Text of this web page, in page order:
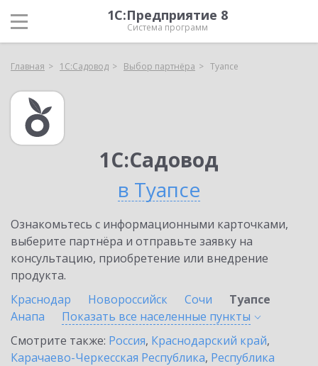
1С:Предприятие 8
Система программ
Главная 1С:Садовод Выбор партнёра Туапсе
1С:Садовод
в Туапсе
Ознакомьтесь с информационными карточками,
выберите партнёра и отправьте заявку на
консультацию, приобретение или внедрение
продукта.
Краснодар
Новороссийск Сочи
Туапсе
Анапа
Показать все населенные пункты
Смотрите также: Россия, Краснодарский край,
Карачаево-Черкесская Республика, Республика